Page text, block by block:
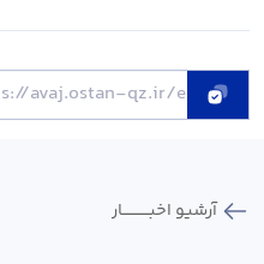
آرشیو اخبـــــــــــار